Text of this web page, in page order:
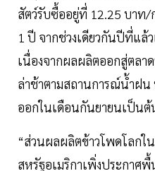
สัตว์รับซื้ออยู่ที่ 12.25 บาท/
1 ปี จากช่วงเดียวกันปีที่แล้
เนื่องจากผลผลิตออกสู่ตลา
ล่าช้าตามสถานการณ์นํ้าฝ
ออกในเดือนกันยายนเป็นต้
“ส่วนผลผลิตข้าวโพดโลก
สหรัฐอเมริกาเพิ่งประกาศ